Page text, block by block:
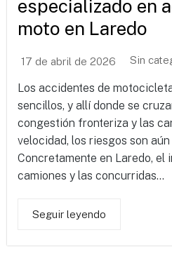
especializado en
moto en Laredo
17 de abril de 2026 Sin
Los accidentes de
sencillos, y allí donde se
congestión fronteriza y las
velocidad, los riesgos son aún
Concretamente en Laredo, el
camiones y las concurridas...
Seguir leyendo